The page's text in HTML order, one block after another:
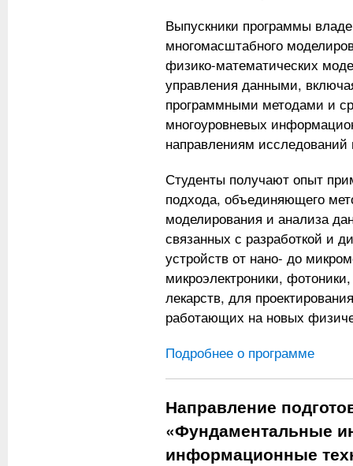
Выпускники программы
многомасштабного
физико-математических
управления данными,
программными методами и
многоуровневых
направлениям исследований
Студенты получают опыт
подхода, объединяющего
моделирования и анализа
связанных с разработкой и
устройств от нано- до
микроэлектроники,
лекарств, для
работающих на новых
Подробнее о программе
Направление
«Фундаментальные
информационные